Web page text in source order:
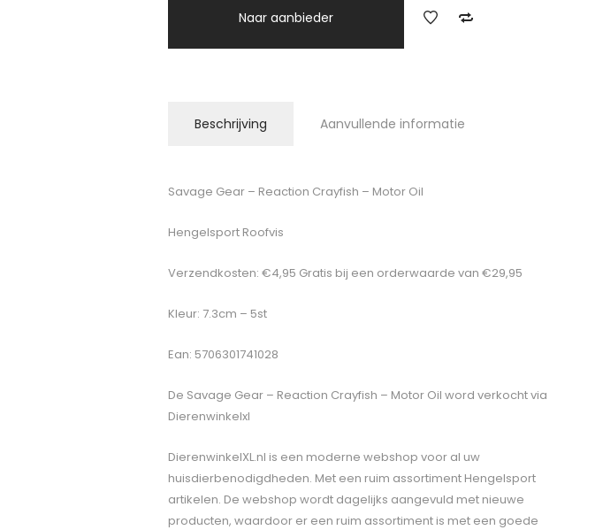
Naar aanbieder
Beschrijving Aanvullende informatie
Savage Gear – Reaction Crayfish – Motor Oil
Hengelsport Roofvis
Verzendkosten: €4,95 Gratis bij een orderwaarde van €29,95
Kleur: 7.3cm – 5st
Ean: 5706301741028
De Savage Gear – Reaction Crayfish – Motor Oil word verkocht via
Dierenwinkelxl
DierenwinkelXL.nl is een moderne webshop voor al uw
huisdierbenodigdheden. Met een ruim assortiment Hengelsport
artikelen. De webshop wordt dagelijks aangevuld met nieuwe
producten, waardoor er een ruim assortiment is met een goede